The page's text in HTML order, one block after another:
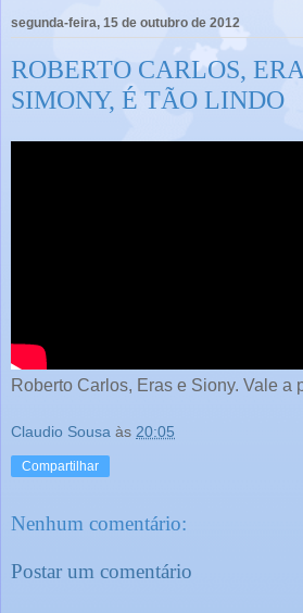
segunda-feira, 15 de outubro de 2012
ROBERTO CARLOS,
SIMONY, É TÃO LINDO
Roberto Carlos, Eras e Siony. Vale a
Claudio Sousa às 20:05
Compartilhar
Nenhum comentário:
Postar um comentário